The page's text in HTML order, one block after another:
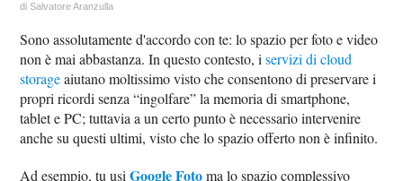
diSalvatore Aranzulla
Sono assolutamente d'accordo con te: lo spazio per foto e video
non è mai abbastanza. In questo contesto, iservizi di cloud
storageaiutano moltissimo visto che consentono di preservare i
propri ricordi senza “ingolfare” la memoria di smartphone,
tablet e PC; tuttavia a un certo punto è necessario intervenire
anche su questi ultimi, visto che lo spazio offerto non è infinito.
Ad esempio, tu usiGoogle Fotoma lo spazio complessivo